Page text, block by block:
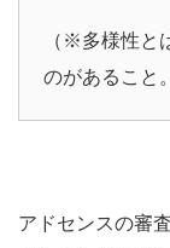
（※多様性と
のがあること
アドセンスの審